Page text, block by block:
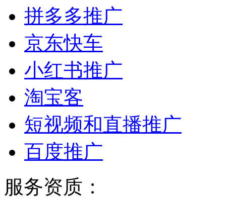
拼多多推广
京东快车
小红书推广
淘宝客
短视频和直播推广
百度推广
服务资质：